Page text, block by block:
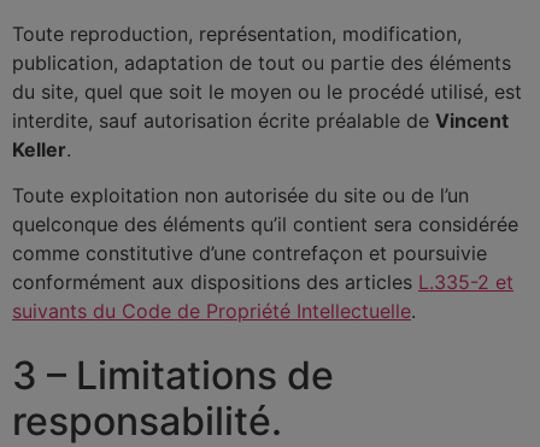
Toute reproduction, représentation, modification,
publication, adaptation de tout ou partie des éléments
du site, quel que soit le moyen ou le procédé utilisé, est
interdite, sauf autorisation écrite préalable de Vincent
Keller.
Toute exploitation non autorisée du site ou de l’un
quelconque des éléments qu’il contient sera considérée
comme constitutive d’une contrefaçon et poursuivie
conformément aux dispositions des articles L.335-2 et
suivants du Code de Propriété Intellectuelle.
3 – Limitations de
responsabilité.